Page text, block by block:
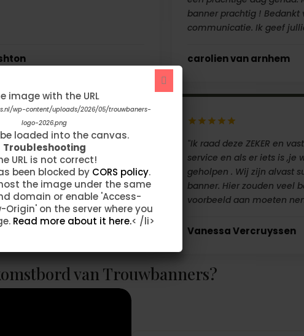
banner prachtig ! Bedankt
communicatie. Ik geef
carolien van arnhem
hebben wij onze
ontvangen. Wat zijn we hier
Op voorhand hadden wij
omdat we de banner wilde
"Ik raad deze ZEKER en
service en als er iets is ,je
geholpen . Wij zijn alvast
banner. Hier zouden veel
voorbeeld aan moeten
Vanessa Vercruyssen
van Trouwbanners?
image with the URL
wp-content/uploads/2020/05/corner-flowers-
1.jpg
loaded into the canvas.
Troubleshooting
URL is not correct!
been blocked by CORS policy.
the image under the same
domain or enable 'Access-
on the server where you
Read more about it here.< /li>
image with the URL
wp-content/uploads/2026/05/trouwbaners-
logo-2026.png
loaded into the canvas.
Troubleshooting
URL is not correct!
been blocked by CORS policy.
the image under the same
domain or enable 'Access-
on the server where you
Read more about it here.< /li>